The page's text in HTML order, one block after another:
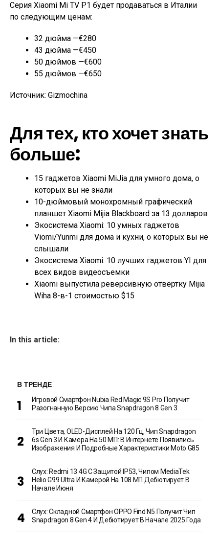
Серия Xiaomi Mi TV P1 будет продаваться в Италии
по следующим ценам:
32 дюйма —€280
43 дюйма —€450
50 дюймов —€600
55 дюймов —€650
Источник: Gizmochina
Для тех, кто хочет знать
больше:
15 гаджетов Xiaomi MiJia для умного дома, о
которых вы не знали
10-дюймовый монохромный графический
планшет Xiaomi Mijia Blackboard за 13 долларов
Экосистема Xiaomi: 10 умных гаджетов
Viomi/Yunmi для дома и кухни, о которых вы не
слышали
Экосистема Xiaomi: 10 лучших гаджетов YI для
всех видов видеосъемки
Xiaomi выпустила реверсивную отвёртку Mijia
Wiha 8-в-1 стоимостью $15
In this article:
В ТРЕНДЕ
Игровой Смартфон Nubia Red Magic 9S Pro Получит
Разогнанную Версию Чипа Snapdragon 8 Gen 3
Три Цвета, OLED-Дисплей На 120 Гц, Чип Snapdragon
6s Gen 3 И Камера На 50 МП: В Интернете Появились
Изображения И Подробные Характеристики Moto G85
Слух: Redmi 13 4G С Защитой IP53, Чипом MediaTek
Helio G99 Ultra И Камерой На 108 МП Дебютирует В
Начале Июня
Слух: Складной Смартфон OPPO Find N5 Получит Чип
Snapdragon 8 Gen 4 И Дебютирует В Начале 2025 Года